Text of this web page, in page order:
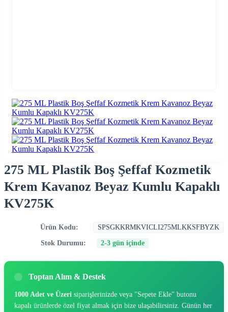
275 ML Plastik Boş Şeffaf Kozmetik
Krem Kavanoz Beyaz Kumlu Kapaklı
KV275K
Ürün Kodu: SPSGKKRMKVICLI275MLKKSFBYZK
Stok Durumu: 2-3 gün içinde
Toptan Alım & Destek
1000 Adet ve Üzeri siparişlerinizde veya "Sepete Ekle" butonu
kapalı ürünlerde özel fiyat almak için bize ulaşabilirsiniz. Günün her